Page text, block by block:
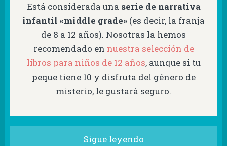
Está considerada una serie de narrativa
infantil «middle grade» (es decir, la franja
de 8 a 12 años). Nosotras la hemos
recomendado en nuestra selección de
libros para niños de 12 años, aunque si tu
peque tiene 10 y disfruta del género de
misterio, le gustará seguro.
Sigue leyendo